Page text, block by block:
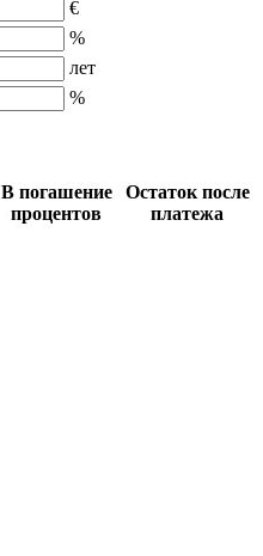
€
%
лет
%
В погашение
процентов
Остаток после
платежа